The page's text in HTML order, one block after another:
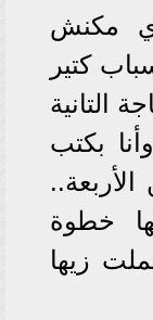
مكنش
كتير
التانية
بكتب
خطوة
زيها